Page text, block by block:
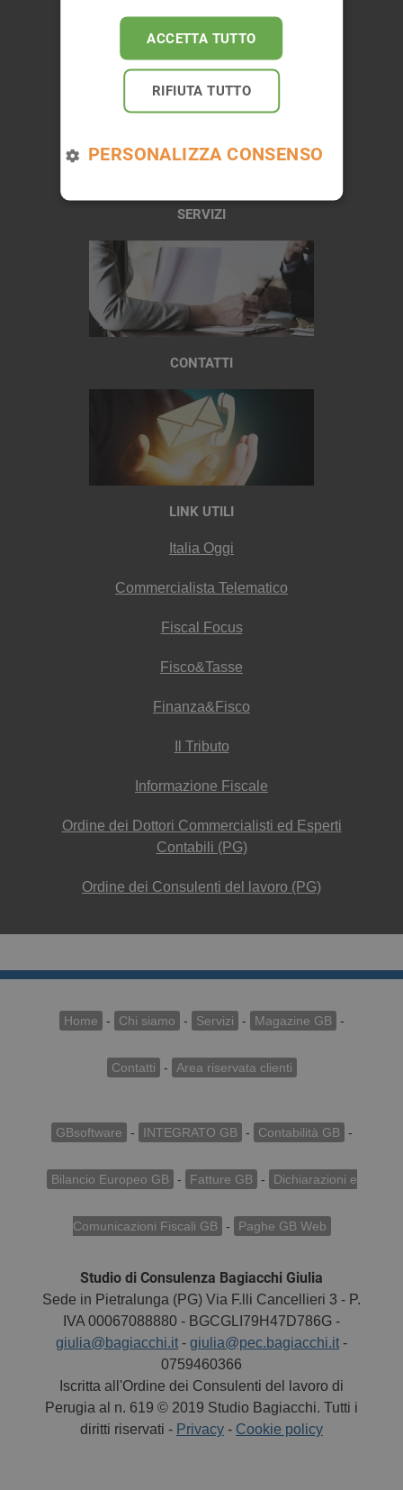
CHI SIAMO
SERVIZI
CONTATTI
LINK UTILI
Italia Oggi
Commercialista Telematico
Fiscal Focus
Fisco&Tasse
Finanza&Fisco
Il Tributo
Informazione Fiscale
Ordine dei Dottori Commercialisti ed Esperti
Contabili (PG)
Ordine dei Consulenti del lavoro (PG)
Home - Chi siamo - Servizi - Magazine GB -
Contatti - Area riservata clienti
GBsoftware - INTEGRATO GB - Contabilità GB -
Bilancio Europeo GB - Fatture GB - Dichiarazioni e
Comunicazioni Fiscali GB - Paghe GB Web
Studio di Consulenza Bagiacchi Giulia
Sede in Pietralunga (PG) Via F.lli Cancellieri 3 - P.
IVA 00067088880 - BGCGLI79H47D786G -
giulia@bagiacchi.it - giulia@pec.bagiacchi.it -
0759460366
Iscritta all'Ordine dei Consulenti del lavoro di
Perugia al n. 619 © 2019 Studio Bagiacchi. Tutti i
diritti riservati - Privacy - Cookie policy
ACCETTA TUTTO
RIFIUTA TUTTO
PERSONALIZZA CONSENSO